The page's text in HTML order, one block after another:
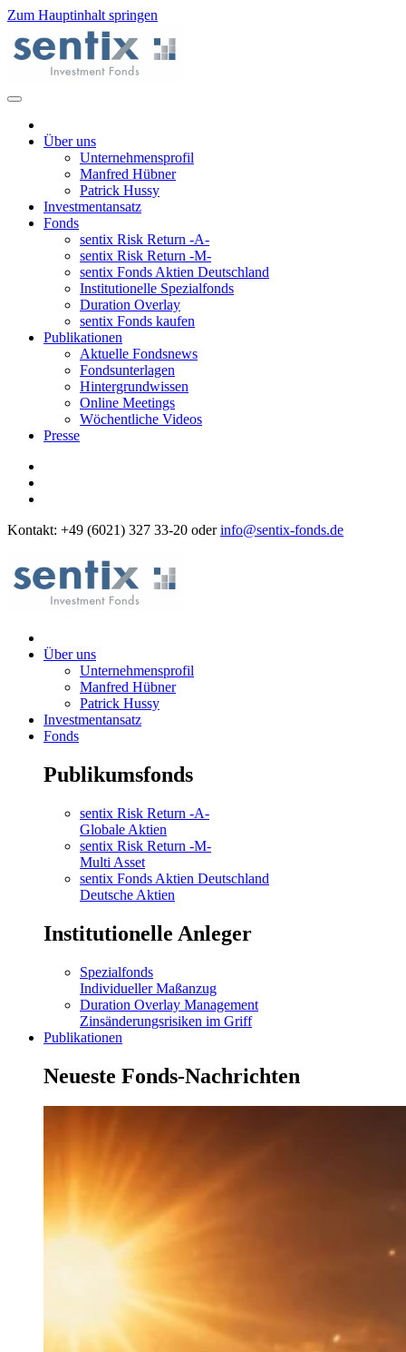
Zum Hauptinhalt springen
Über uns
Unternehmensprofil
Manfred Hübner
Patrick Hussy
Investmentansatz
Fonds
sentix Risk Return -A-
sentix Risk Return -M-
sentix Fonds Aktien Deutschland
Institutionelle Spezialfonds
Duration Overlay
sentix Fonds kaufen
Publikationen
Aktuelle Fondsnews
Fondsunterlagen
Hintergrundwissen
Online Meetings
Wöchentliche Videos
Presse
Kontakt: +49 (6021) 327 33-20 oderinfo@sentix-fonds.de
Über uns
Unternehmensprofil
Manfred Hübner
Patrick Hussy
Investmentansatz
Fonds
Publikumsfonds
sentix Risk Return -A-
Globale Aktien
sentix Risk Return -M-
Multi Asset
sentix Fonds Aktien Deutschland
Deutsche Aktien
Institutionelle Anleger
Spezialfonds
Individueller Maßanzug
Duration Overlay Management
Zinsänderungsrisiken im Griff
Publikationen
Neueste Fonds-Nachrichten